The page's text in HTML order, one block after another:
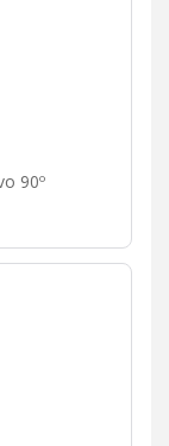
90º